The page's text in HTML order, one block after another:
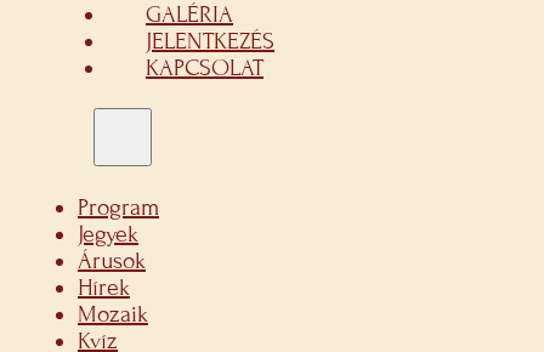
GALÉRIA
JELENTKEZÉS
KAPCSOLAT
Program
Jegyek
Árusok
Hírek
Mozaik
Kvíz